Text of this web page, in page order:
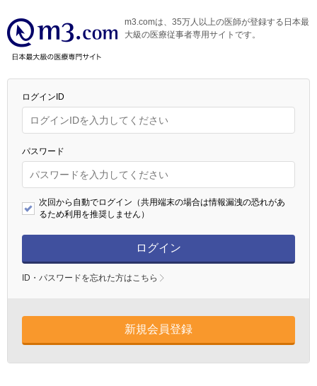
m3.comは、35万人以上の医師が登録する日本最
大級の医療従事者専用サイトです。
ログインID
パスワード
次回から自動でログイン（共用端末の場合は情報漏洩の恐れがあ
るため利用を推奨しません）
ログイン
ID・パスワードを忘れた方はこちら
新規会員登録